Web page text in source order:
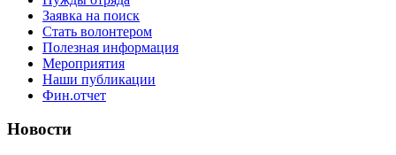
Заявка на поиск
Стать волонтером
Полезная информация
Мероприятия
Наши публикации
Фин.отчет
Новости